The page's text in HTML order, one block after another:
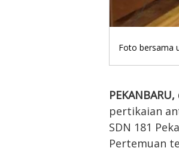
Foto bersama
pertikaian
SDN 181
Pertemuan